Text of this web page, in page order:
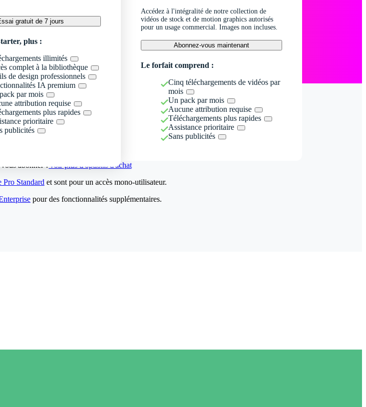
gratuit de 7 jours
plus :
illimités
complet à la bibliothèque
de design professionnels
IA premium
par mois
attribution requise
plus rapides
prioritaire
publicités
Accédez à l'intégralité de notre collection de
vidéos de stock et de motion graphics autorisés
pour un usage commercial. Images non incluses.
Abonnez-vous maintenant
Le forfait comprend :
Cinq téléchargements de vidéos par
mois
Un pack par mois
Aucune attribution requise
Téléchargements plus rapides
Assistance prioritaire
Sans publicités
abonner ?Voir plus d'options d'achat
Pro Standard et sont pour un accès mono-utilisateur.
pour des fonctionnalités supplémentaires.